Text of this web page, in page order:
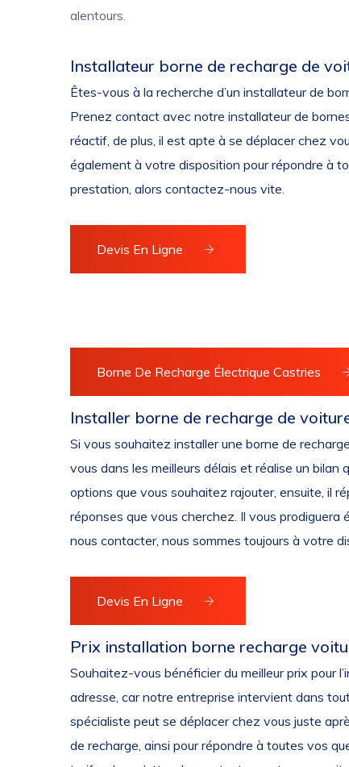
alentours.
Installateur borne de recharge de
Êtes-vous à la recherche d’un installateur de
Prenez contact avec notre installateur de
réactif, de plus, il est apte à se déplacer chez
également à votre disposition pour répondre à
prestation, alors contactez-nous vite.
Devis En Ligne
Borne De Recharge Électrique Castries
Installer borne de recharge de
Si vous souhaitez installer une borne de
vous dans les meilleurs délais et réalise un
options que vous souhaitez rajouter, ensuite, il
réponses que vous cherchez. Il vous prodiguera
nous contacter, nous sommes toujours à votre
Devis En Ligne
Prix installation borne recharge
Souhaitez-vous bénéficier du meilleur prix pour
adresse, car notre entreprise intervient dans
spécialiste peut se déplacer chez vous juste
de recharge, ainsi pour répondre à toutes vos